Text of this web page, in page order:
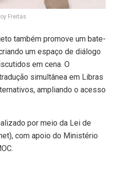
Freitas
também promove um bate-
um espaço de diálogo
em cena. O
simultânea em Libras
ampliando o acesso
por meio da Lei de
com apoio do Ministério